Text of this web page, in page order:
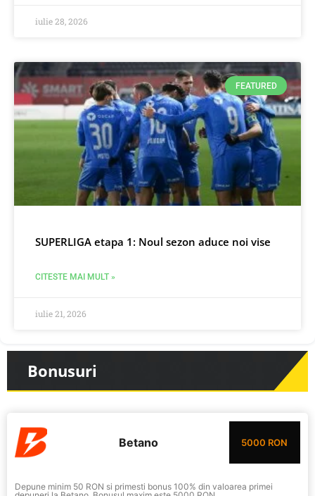
iulie 28, 2026
FEATURED
SUPERLIGA etapa 1: Noul sezon aduce noi vise
CITESTE MAI MULT »
iulie 21, 2026
Bonusuri
Betano 5000 RON
Depune minim 50 RON si primesti bonus 100% din valoarea primei